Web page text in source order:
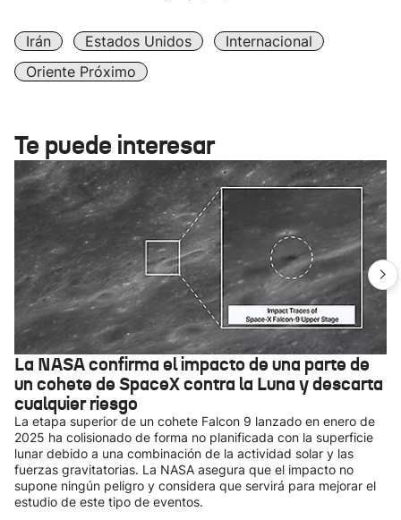
Irán Estados Unidos
Internacional
Oriente Próximo
Te puede interesar
La NASA confirma el impacto de una parte de
un cohete de SpaceX contra la Luna y descarta
cualquier riesgo
La etapa superior de un cohete Falcon 9 lanzado en enero de
2025 ha colisionado de forma no planificada con la superficie
lunar debido a una combinación de la actividad solar y las
fuerzas gravitatorias. La NASA asegura que el impacto no
supone ningún peligro y considera que servirá para mejorar el
estudio de este tipo de eventos.